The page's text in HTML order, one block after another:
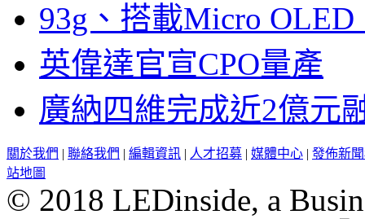
93g、搭載Micro
英偉達官宣CPO量產
廣納四維完成近2億元
關於我們 | 聯絡我們 | 編輯資訊 | 人才招募 | 媒體中心 | 發佈新
站地圖
© 2018 LEDinside, a